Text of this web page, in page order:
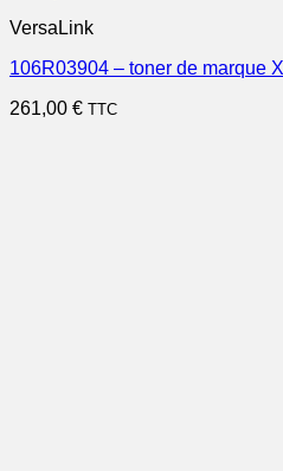
VersaLink
106R03904 – toner de marque
261,00 € TTC